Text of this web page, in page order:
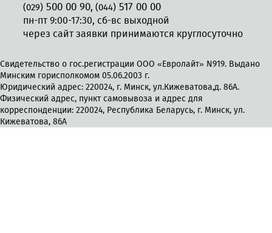
(029) 500 00 90, (044) 517 00 00
пн-пт 9:00-17:30, сб-вс выходной
через сайт заявки принимаются круглосуточно
Свидетельство о гос.регистрации ООО «Евролайт» N919. Выдано
Минским горисполкомом 05.06.2003 г.
Юридический адрес: 220024, г. Минск, ул.Кижеватова,д. 86А.
Физический адрес, пункт самовывоза и адрес для
корреспонденции: 220024, Республика Беларусь, г. Минск, ул.
Кижеватова, 86А